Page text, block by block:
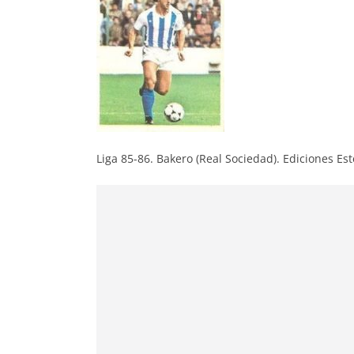
Liga 85-86. Bakero (Real Sociedad). Ediciones